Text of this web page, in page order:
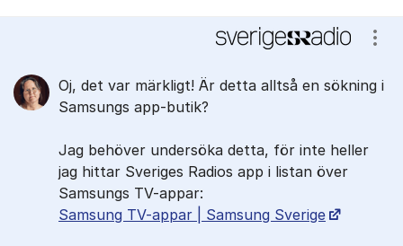
Oj, det var märkligt! Är detta alltså en sökning i
Samsungs app-butik?
Jag behöver undersöka detta, för inte heller
jag hittar Sveriges Radios app i listan över
Samsungs TV-appar:
Samsung TV-appar | Samsung Sverige